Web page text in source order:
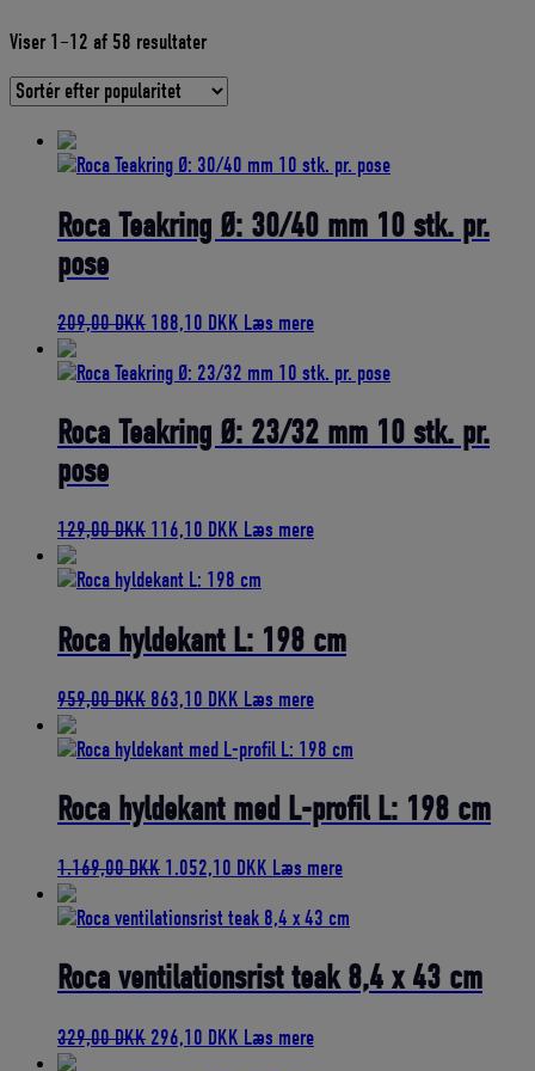
Viser 1–12 af 58 resultaterSorteret
gennemsnitlig
Roca Teakring Ø: 30/40 mm 10 stk. pr.
pose
209,00DKK Den
pris
209,00 DKK.
188,10 DKK Den
pris
188,10 DKK.
Læs mere
Roca Teakring Ø: 23/32 mm 10 stk. pr.
pose
129,00DKK Den
pris
129,00 DKK.
116,10 DKK Den
pris
116,10 DKK.
Læs mere
Roca hyldekant L: 198 cm
959,00DKK Den
pris
959,00 DKK.
863,10 DKK Den
pris
863,10 DKK.
Læs mere
Roca hyldekant med L-profil L: 198 cm
1.169,00DKK Den
pris
1.169,00 DKK.
1.052,10 DKK Den
pris
1.052,10 DKK.
Læs mere
Roca ventilationsrist teak 8,4 x 43 cm
329,00DKK Den
296,10 DKK Den
Læs mere